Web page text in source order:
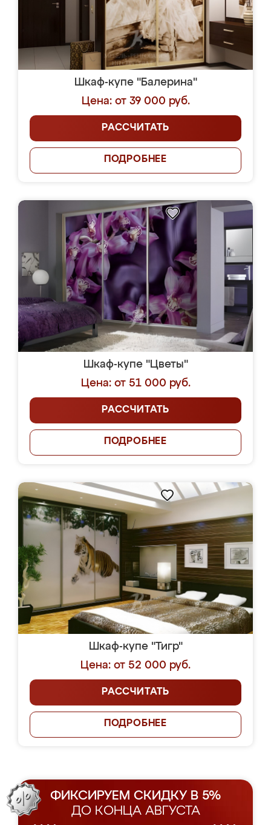
Шкаф-купе "Балерина"
Цена: от 39 000 руб.
РАССЧИТАТЬ
ПОДРОБНЕЕ
Шкаф-купе "Цветы"
Цена: от 51 000 руб.
РАССЧИТАТЬ
ПОДРОБНЕЕ
Шкаф-купе "Тигр"
Цена: от 52 000 руб.
РАССЧИТАТЬ
ПОДРОБНЕЕ
ФИКСИРУЕМ СКИДКУ В 5%
ДО КОНЦА АВГУСТА